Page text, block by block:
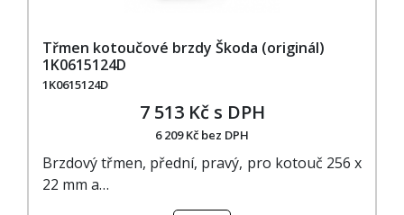
Třmen kotoučové brzdy Škoda (originál)
1K0615124D
1K0615124D
7 513 Kč s DPH
6 209 Kč bez DPH
Brzdový třmen, přední, pravý, pro kotouč 256 x
22 mm a…